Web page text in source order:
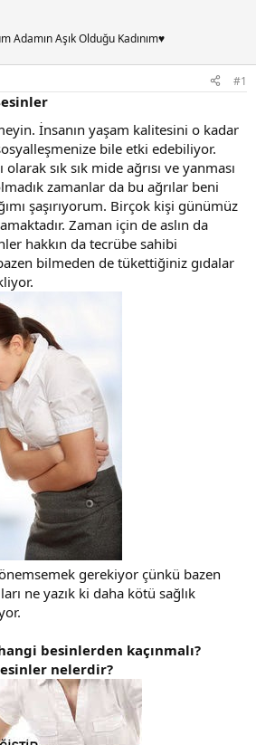
Adamın Aşık Olduğu Kadınım♥
#1
İnsanın yaşam kalitesini o kadar
bile etki edebiliyor.
sık sık mide ağrısı ve yanması
zamanlar da bu ağrılar beni
şaşırıyorum. Birçok kişi günümüz
Zaman için de aslın da
hakkın da tecrübe sahibi
bilmeden de tükettiğiniz gıdalar
gerekiyor çünkü bazen
ne yazık ki daha kötü sağlık
besinlerden kaçınmalı?
nelerdir?